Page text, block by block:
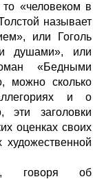
«человеком в
называет
или Гоголь
душами», или
«Бедными
можно сколько
и о
эти заголовки
оценках своих
говоря об